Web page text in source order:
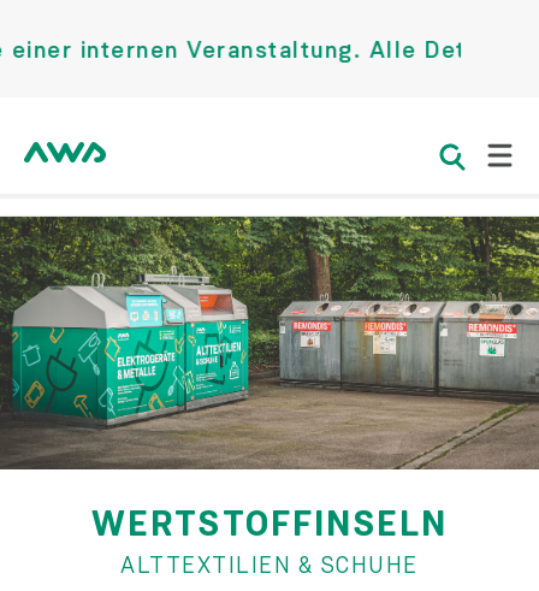
internen Veranstaltung. Alle Details
WERTSTOFFINSELN
ALTTEXTILIEN & SCHUHE